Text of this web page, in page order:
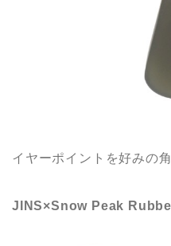
イヤーポイントを好みの
JINS×Snow Peak